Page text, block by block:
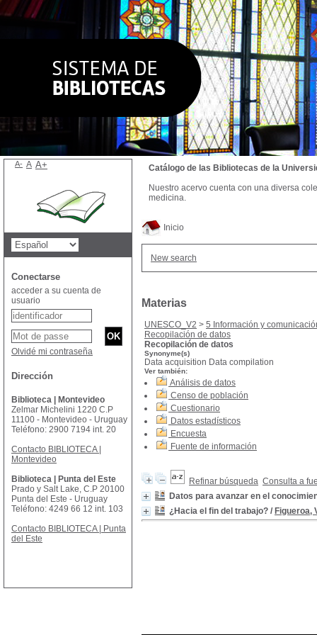
Inicio
New search
Materias
UNESCO_V2 > 5 Información y
Recopilación de datos
Recopilación de datos
Synonyme(s)
Data acquisition Data compilation
Ver también:
Análisis de datos
Censo de población
Cuestionario
Datos estadísticos
Encuesta
Fuente de información
Refinar búsqueda Consulta a
Datos para avanzar en el
¿Hacia el fin del trabajo? / Figueroa,
Catálogo de las Bibliotecas de la
Nuestro acervo cuenta con una diversa
medicina.
A- A A+
Conectarse
acceder a su cuenta de
usuario
Olvidé mi contraseña
Dirección
Biblioteca | Montevideo
Zelmar Michelini 1220 C.P
11100 - Montevideo - Uruguay
Teléfono: 2900 7194 int. 20
Contacto BIBLIOTECA |
Montevideo
Biblioteca | Punta del Este
Prado y Salt Lake, C.P 20100
Punta del Este - Uruguay
Teléfono: 4249 66 12 int. 103
Contacto BIBLIOTECA | Punta
del Este